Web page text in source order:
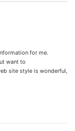
for me.
want to
site style is wonderful,